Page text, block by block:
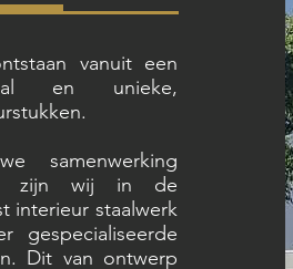
vanuit een
en unieke,
samenwerking
zijn wij in de
interieur staalwerk
gespecialiseerde
Dit van ontwerp